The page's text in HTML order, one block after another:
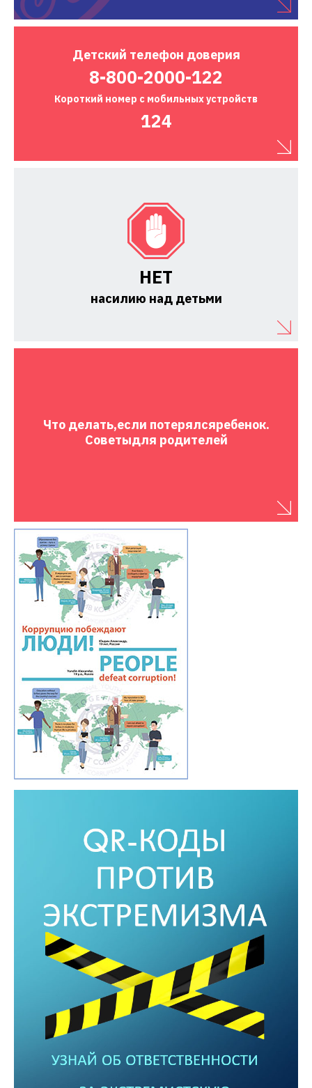
Детский телефон доверия
8-800-2000-122
Короткий номер с мобильных устройств
124
НЕТ
насилию над детьми
Что делать,если потерялсяребенок.
Советыдля родителей